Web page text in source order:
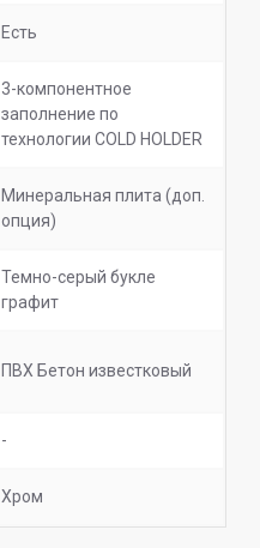
Есть
3-компонентное
заполнение по
технологии COLD HOLDER
Минеральная плита (доп.
опция)
Темно-серый букле
графит
ПВХ Бетон известковый
-
Хром